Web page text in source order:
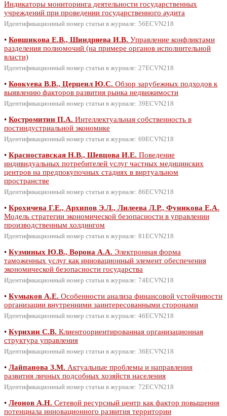
Индикаторы мониторинга деятельности государственных
учреждений при проведении государственного аудита
Идентификационный номер статьи в журнале: 56ECVN218
• Ковшикова Е.В., Шиндряева И.В. Управление конфликтами
разделения полномочий (на примере органов исполнительной
власти)
Идентификационный номер статьи в журнале: 27ECVN218
• Коокуева В.В., Церцеил Ю.С. Обзор зарубежных подходов к
выявлению факторов развития рынка недвижимости
Идентификационный номер статьи в журнале: 39ECVN218
• Костромитин П.А. Интеллектуальная собственность в
постиндустриальной экономике
Идентификационный номер статьи в журнале: 69ECVN218
• Красноставская Н.В., Шевцова И.Е. Поведение
индивидуальных потребителей услуг частных медицинских
центров на предпокупочных стадиях в виртуальном
пространстве
Идентификационный номер статьи в журнале: 86ECVN218
• Крохичева Г.Е., Архипов Э.Л., Лилеева Л.Р., Фуникова Е.А.
Модель стратегии экономической безопасности в управлении
производственным холдингом
Идентификационный номер статьи в журнале: 81ECVN218
• Кузминых Ю.В., Ворона А.А. Электронная форма
таможенных услуг как инновационный элемент обеспечения
экономической безопасности государства
Идентификационный номер статьи в журнале: 74ECVN218
• Кумыков А.Е. Особенности анализа финансовой устойчивости
организации внутренними заинтересованными сторонами
Идентификационный номер статьи в журнале: 46ECVN218
• Курихин С.В. Клиентоориентированная организационная
структура управления
Идентификационный номер статьи в журнале: 36ECVN218
• Лайпанова З.М. Актуальные проблемы и направления
развития личных подсобных хозяйств населения
Идентификационный номер статьи в журнале: 72ECVN218
• Леонов А.Н. Сетевой ресурсный центр как фактор повышения
потенциала инновационного развития территории